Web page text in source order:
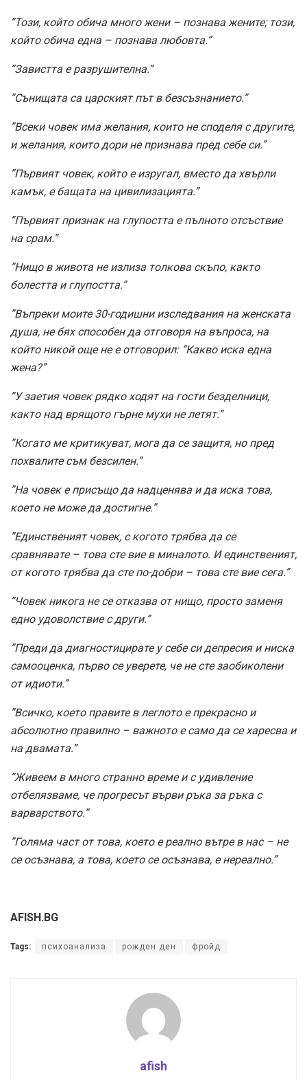
”Този, който обича много жени – познава жените; този,
който обича една – познава любовта.”
”Завистта е разрушителна.”
”Сънищата са царският път в безсъзнанието.”
”Всеки човек има желания, които не споделя с другите,
и желания, които дори не признава пред себе си.”
”Първият човек, който е изругал, вместо да хвърли
камък, е бащата на цивилизацията.”
”Първият признак на глупостта е пълното отсъствие
на срам.”
”Нищо в живота не излиза толкова скъпо, както
болестта и глупостта.”
”Въпреки моите 30-годишни изследвания на женската
душа, не бях способен да отговоря на въпроса, на
който никой още не е отговорил: “Какво иска една
жена?”
”У заетия човек рядко ходят на гости безделници,
както над врящото гърне мухи не летят.”
”Когато ме критикуват, мога да се защитя, но пред
похвалите съм безсилен.”
”На човек е присъщо да надценява и да иска това,
което не може да достигне.”
”Единственият човек, с когото трябва да се
сравнявате – това сте вие в миналото. И единственият,
от когото трябва да сте по-добри – това сте вие сега.”
”Човек никога не се отказва от нищо, просто заменя
едно удоволствие с други.”
”Преди да диагностицирате у себе си депресия и ниска
самооценка, първо се уверете, че не сте заобиколени
от идиоти.”
”Всичко, което правите в леглото е прекрасно и
абсолютно правилно – важното е само да се харесва и
на двамата.”
”Живеем в много странно време и с удивление
отбелязваме, че прогресът върви ръка за ръка с
варварството.”
”Голяма част от това, което е реално вътре в нас – не
се осъзнава, а това, което се осъзнава, е нереално.”
AFISH.BG
Tags: психоанализа рожден ден фройд
afish